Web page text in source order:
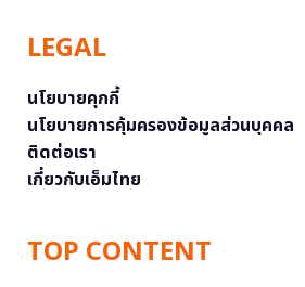
LEGAL
นโยบายคุกกี้
นโยบายการคุ้มครองข้อมูลส่วนบุคคล
ติดต่อเรา
เกี่ยวกับเอ็มไทย
TOP CONTENT